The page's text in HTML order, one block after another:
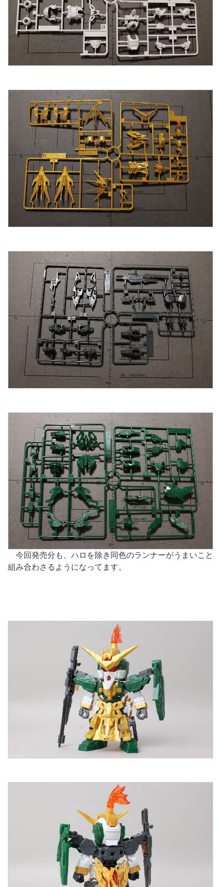
今回発売分も、ハロを除き同色のランナーがうまいこと
組み合わさるようになってます。